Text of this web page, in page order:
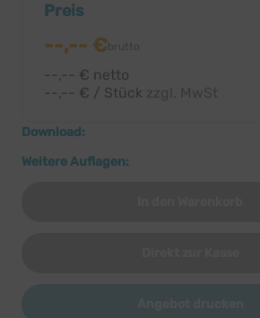
Preis
--,-- €
--,-- € netto
--,-- € / Stück
Download:
Weitere Auflagen: